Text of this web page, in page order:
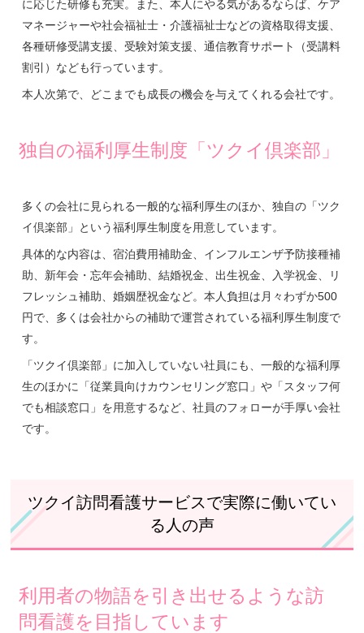
に応じた研修も充実。また、本人にやる気があるならば、ケア
マネージャーや社会福祉士・介護福祉士などの資格取得支援、
各種研修受講支援、受験対策支援、通信教育サポート（受講料
割引）なども行っています。
本人次第で、どこまでも成長の機会を与えてくれる会社です。
独自の福利厚生制度「ツクイ倶楽部」
多くの会社に見られる一般的な福利厚生のほか、独自の「ツク
イ倶楽部」という福利厚生制度を用意しています。
具体的な内容は、宿泊費用補助金、インフルエンザ予防接種補
助、新年会・忘年会補助、結婚祝金、出生祝金、入学祝金、リ
フレッシュ補助、婚姻歴祝金など。本人負担は月々わずか500
円で、多くは会社からの補助で運営されている福利厚生制度で
す。
「ツクイ倶楽部」に加入していない社員にも、一般的な福利厚
生のほかに「従業員向けカウンセリング窓口」や「スタッフ何
でも相談窓口」を用意するなど、社員のフォローが手厚い会社
です。
ツクイ訪問看護サービスで実際に働いてい
る人の声
利用者の物語を引き出せるような訪
問看護を目指しています